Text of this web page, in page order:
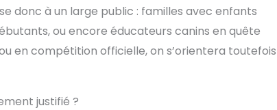
donc à un large public : familles avec enfants
ou encore éducateurs canins en quête
en compétition officielle, on s’orientera toutefois
justifié ?